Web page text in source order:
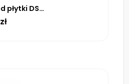
WARMTEC mata pod płytki DS2-20 170 W/m² – 2m²
zł